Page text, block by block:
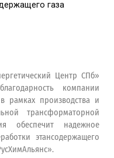
газа
Центр СПб»
компании
рамках производства и
трансформаторной
обеспечит надежное
этансодержащего